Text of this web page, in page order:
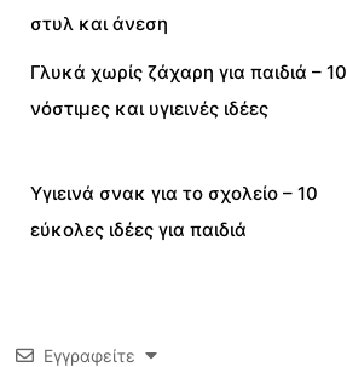
στυλ και άνεση
Γλυκά χωρίς ζάχαρη για παιδιά – 10
νόστιμες και υγιεινές ιδέες
Υγιεινά σνακ για το σχολείο – 10
εύκολες ιδέες για παιδιά
Εγγραφείτε